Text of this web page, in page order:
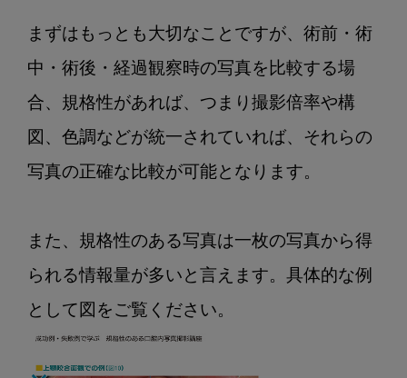
まずはもっとも大切なことですが、術前・術
中・術後・経過観察時の写真を比較する場
合、規格性があれば、つまり撮影倍率や構
図、色調などが統一されていれば、それらの
写真の正確な比較が可能となります。
また、規格性のある写真は一枚の写真から得
られる情報量が多いと言えます。具体的な例